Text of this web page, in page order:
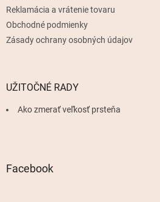
Reklamácia a vrátenie tovaru
Obchodné podmienky
Zásady ochrany osobných údajov
UŽITOČNÉ RADY
Ako zmerať veľkosť prsteňa
Facebook